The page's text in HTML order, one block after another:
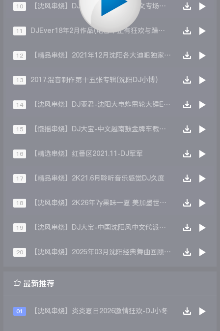
10 【沈风串烧】DJ大宝-中国沈阳风中文专场全新珍藏重低音上劲风暴Melbourne慢摇大碟
11 DJEver18年2月作品(电音不止有狂欢与躁动还有温暖与爱)
12 【精品串烧】2021年12月沈阳各大迪吧独家热播舞曲-DJ小伟
13 2017.混音制作第十五张专辑(沈阳DJ小博)
14 【沈风串烧】DJ亚君-沈阳大电炸雷轮大锤ExTENDEDMIX大碟
15 【慢摇串烧】DJ大宝-中文越南鼓金牌车载心系天下VINALAKHOUSE慢摇大碟
16 【精选串烧】红番区2021.11-DJ军军
17 【精品串烧】2K21.6月聆听音乐感觉DJ久度
18 【沈风串烧】2K26年7y果味一夏 美加墨世界杯主题跳舞派对专辑 - Dj.阿帅
19 【沈风串烧】DJ大宝-中国沈阳风中文代派黄昏歌厅劲爆劲曲Melbourne慢摇大碟
20 【沈风串烧】2025年03月沈阳经典舞曲回顾-DJ小伟
 最新推荐
01 【沈风串烧】炎炎夏日2026激情狂欢-DJ小冬